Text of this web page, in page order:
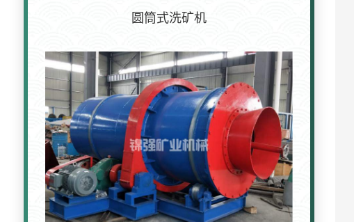
圆筒式洗矿机